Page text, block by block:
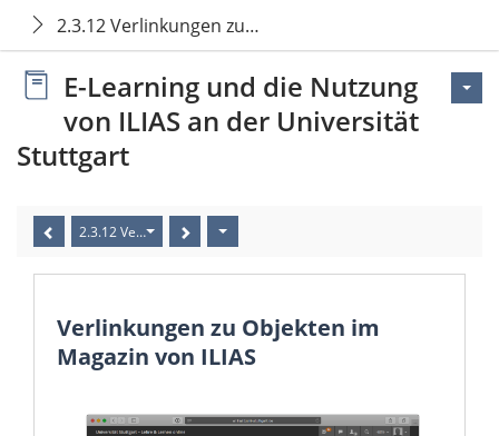
2.3.12 Verlinkungen zu Objekten im Magazin von
E-Learning und die Nutzung
von ILIAS an der Universität
Stuttgart
2.3.12 Verlinkungen zu Objekten im Magazin von ILIAS
Verlinkungen zu Objekten im
Magazin von ILIAS